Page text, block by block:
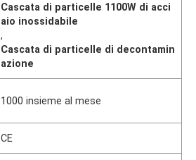
Cascata di particelle 1100W di acci
aio inossidabile
,
Cascata di particelle di decontamin
azione
1000 insieme al mese
CE